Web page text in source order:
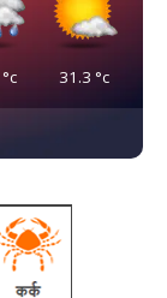
°c 31.3 °c